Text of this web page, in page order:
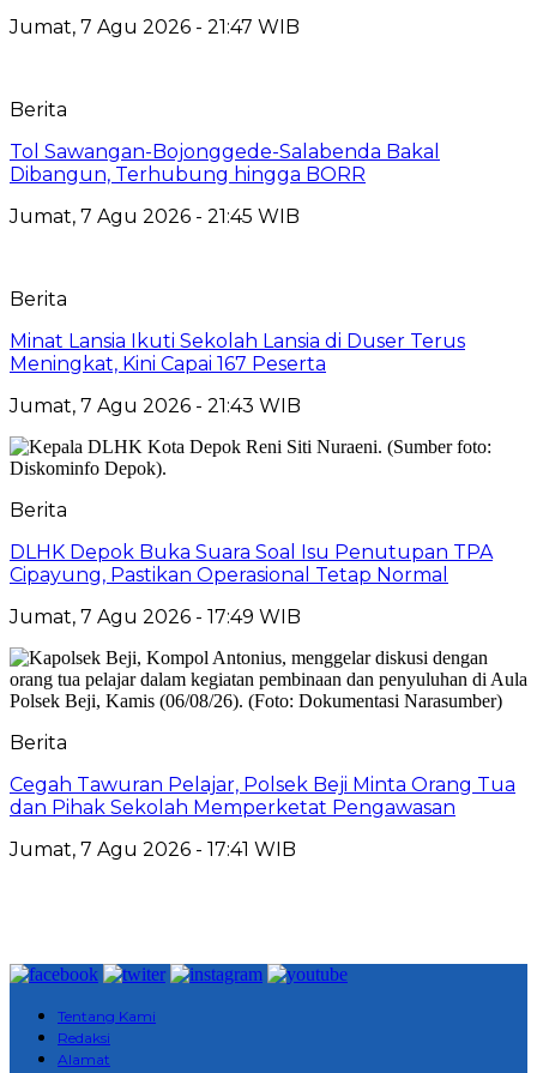
Jumat, 7 Agu 2026 - 21:47 WIB
Berita
Tol Sawangan-Bojonggede-Salabenda Bakal
Dibangun, Terhubung hingga BORR
Jumat, 7 Agu 2026 - 21:45 WIB
Berita
Minat Lansia Ikuti Sekolah Lansia di Duser Terus
Meningkat, Kini Capai 167 Peserta
Jumat, 7 Agu 2026 - 21:43 WIB
Berita
DLHK Depok Buka Suara Soal Isu Penutupan TPA
Cipayung, Pastikan Operasional Tetap Normal
Jumat, 7 Agu 2026 - 17:49 WIB
Berita
Cegah Tawuran Pelajar, Polsek Beji Minta Orang Tua
dan Pihak Sekolah Memperketat Pengawasan
Jumat, 7 Agu 2026 - 17:41 WIB
Tentang Kami
Redaksi
Alamat